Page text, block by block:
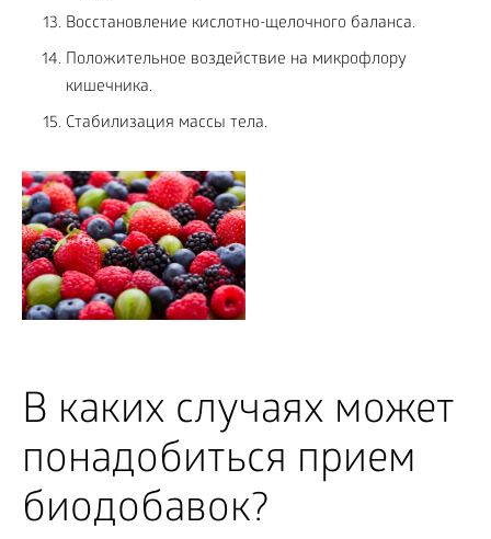
Восстановление кислотно-щелочного баланса.
Положительное воздействие на микрофлору
кишечника.
Стабилизация массы тела.
В каких случаях может
понадобиться прием
биодобавок?